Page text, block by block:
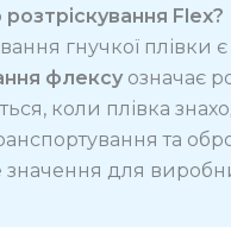
Flex?
гнучкої
флексуозначає
коли плівка
та
для